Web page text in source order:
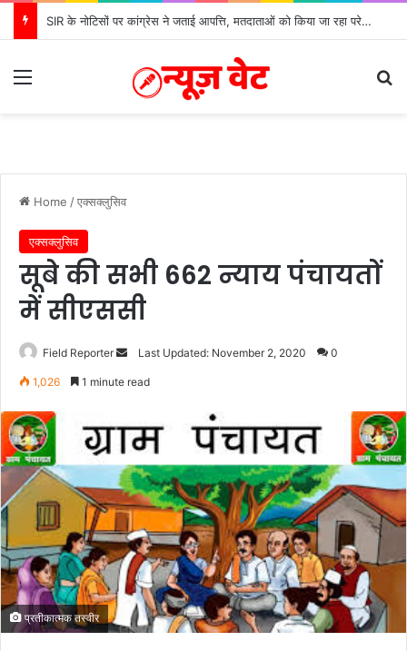
SIR के नोटिसों पर कांग्रेस ने जताई आपत्ति, मतदाताओं को किया जा रहा परेशान: बोले राष्ट्रीय प्रवक्ता आलोक शर्मा
Menu
Home /एक्सक्लुसिव
एक्सक्लुसिव
सूबे की सभी 662 न्याय पंचायतों
में सीएससी
Field Reporter
SendLast Updated: November 2, 2020 0
1,026 1 minute read
प्रतीकात्मक तस्वीर